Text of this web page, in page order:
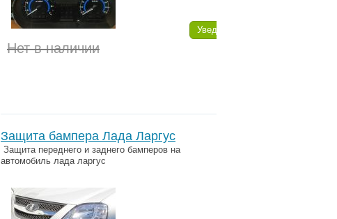
Нет в наличии
Уведомить
Защита бампера Лада Ларгус
Защита переднего и заднего бамперов на
автомобиль лада ларгус